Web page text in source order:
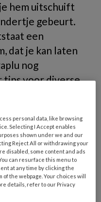
hem uitschuift
gebeurt.
een
dat je kan laten
nog
tips voor diverse
lezen?
personal data, like browsing
Selecting I Accept enables
shown under we and our
Reject All or withdrawing your
disabled, some content and ads
can resurface this menu to
at any time by clicking the
the webpage. Your choices will
details, refer to our Privacy